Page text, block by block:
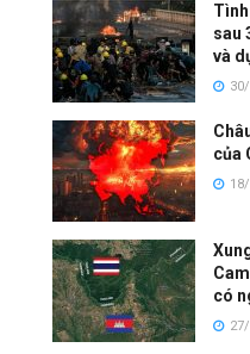
sau
và
của
có